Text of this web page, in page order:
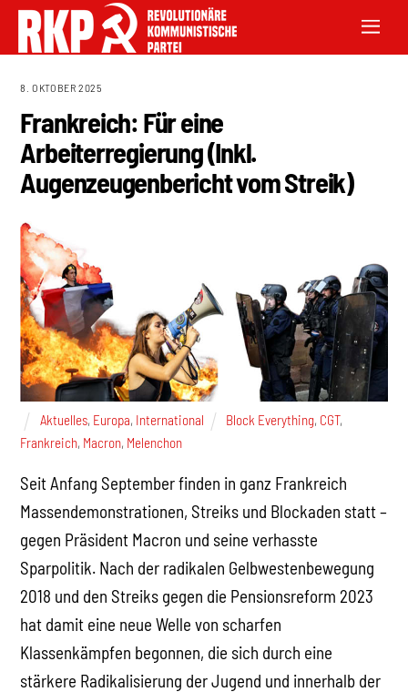
8. OKTOBER 2025
Frankreich: Für eine
Arbeiterregierung (Inkl.
Augenzeugenbericht vom Streik)
Aktuelles, Europa, International Block Everything, CGT,
Frankreich, Macron, Melenchon
Seit Anfang September finden in ganz Frankreich
Massendemonstrationen, Streiks und Blockaden statt –
gegen Präsident Macron und seine verhasste
Sparpolitik. Nach der radikalen Gelbwestenbewegung
2018 und den Streiks gegen die Pensionsreform 2023
hat damit eine neue Welle von scharfen
Klassenkämpfen begonnen, die sich durch eine
stärkere Radikalisierung der Jugend und innerhalb der